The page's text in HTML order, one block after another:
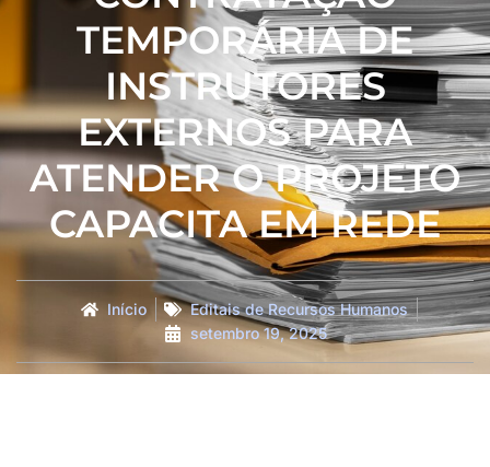
TEMPORÁRIA DE
INSTRUTORES
EXTERNOS PARA
ATENDER O PROJETO
CAPACITA EM REDE
Início
Editais de Recursos Humanos
setembro 19, 2025